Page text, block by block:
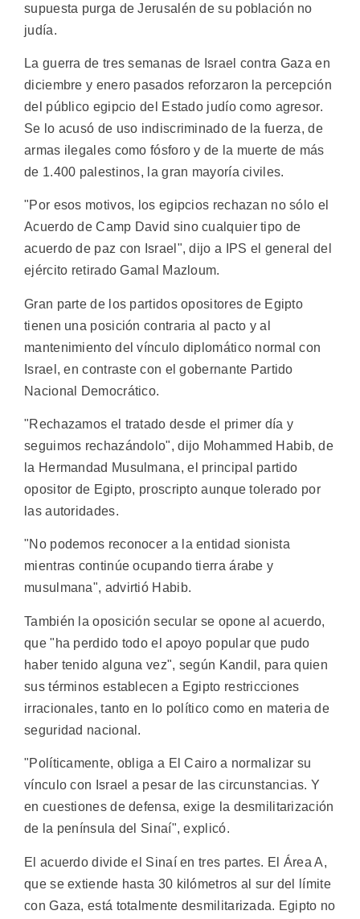
supuesta purga de Jerusalén de su población no
judía.
La guerra de tres semanas de Israel contra Gaza en
diciembre y enero pasados reforzaron la percepción
del público egipcio del Estado judío como agresor.
Se lo acusó de uso indiscriminado de la fuerza, de
armas ilegales como fósforo y de la muerte de más
de 1.400 palestinos, la gran mayoría civiles.
"Por esos motivos, los egipcios rechazan no sólo el
Acuerdo de Camp David sino cualquier tipo de
acuerdo de paz con Israel", dijo a IPS el general del
ejército retirado Gamal Mazloum.
Gran parte de los partidos opositores de Egipto
tienen una posición contraria al pacto y al
mantenimiento del vínculo diplomático normal con
Israel, en contraste con el gobernante Partido
Nacional Democrático.
"Rechazamos el tratado desde el primer día y
seguimos rechazándolo", dijo Mohammed Habib, de
la Hermandad Musulmana, el principal partido
opositor de Egipto, proscripto aunque tolerado por
las autoridades.
"No podemos reconocer a la entidad sionista
mientras continúe ocupando tierra árabe y
musulmana", advirtió Habib.
También la oposición secular se opone al acuerdo,
que "ha perdido todo el apoyo popular que pudo
haber tenido alguna vez", según Kandil, para quien
sus términos establecen a Egipto restricciones
irracionales, tanto en lo político como en materia de
seguridad nacional.
"Políticamente, obliga a El Cairo a normalizar su
vínculo con Israel a pesar de las circunstancias. Y
en cuestiones de defensa, exige la desmilitarización
de la península del Sinaí", explicó.
El acuerdo divide el Sinaí en tres partes. El Área A,
que se extiende hasta 30 kilómetros al sur del límite
con Gaza, está totalmente desmilitarizada. Egipto no